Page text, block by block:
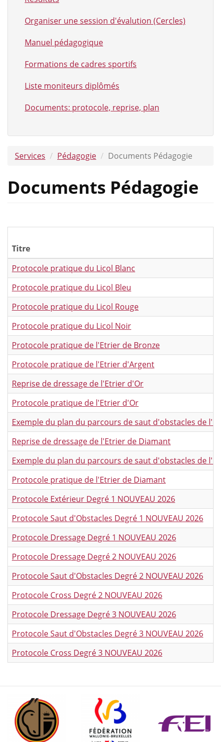
Organiser une session d'évalution (Cercles)
Manuel pédagogique
Formations de cadres sportifs
Liste moniteurs diplômés
Documents: protocole, reprise, plan
Services Pédagogie Documents Pédagogie
Documents Pédagogie
Titre
Protocole pratique du Licol Blanc
Protocole pratique du Licol Bleu
Protocole pratique du Licol Rouge
Protocole pratique du Licol Noir
Protocole pratique de l'Etrier de Bronze
Protocole pratique de l'Etrier d'Argent
Reprise de dressage de l'Etrier d'Or
Protocole pratique de l'Etrier d'Or
Exemple du plan du parcours de saut d'obstacles de
Reprise de dressage de l'Etrier de Diamant
Exemple du plan du parcours de saut d'obstacles de
Protocole pratique de l'Etrier de Diamant
Protocole Extérieur Degré 1 NOUVEAU 2026
Protocole Saut d'Obstacles Degré 1 NOUVEAU 2026
Protocole Dressage Degré 1 NOUVEAU 2026
Protocole Dressage Degré 2 NOUVEAU 2026
Protocole Saut d'Obstacles Degré 2 NOUVEAU 2026
Protocole Cross Degré 2 NOUVEAU 2026
Protocole Dressage Degré 3 NOUVEAU 2026
Protocole Saut d'Obstacles Degré 3 NOUVEAU 2026
Protocole Cross Degré 3 NOUVEAU 2026